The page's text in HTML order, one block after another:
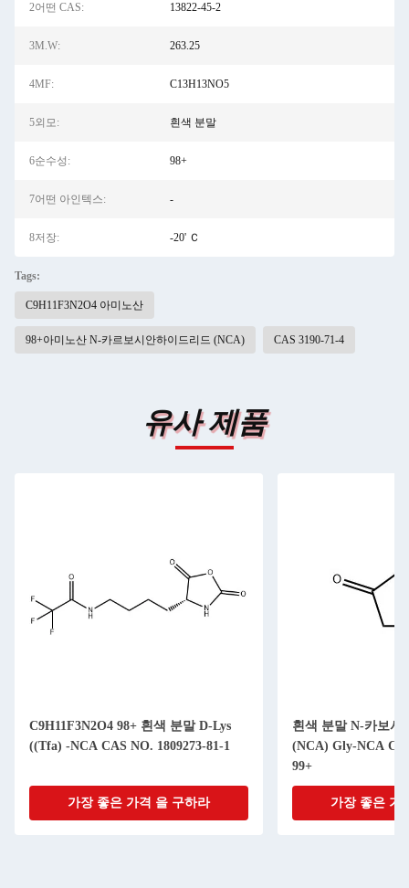
2어떤 CAS: 13822-45-2
3M.W: 263.25
4MF: C13H13NO5
5외모: 흰색 분말
6순수성: 98+
7어떤 아인텍스: -
8저장: -20' Ｃ
Tags:
C9H11F3N2O4 아미노산
98+아미노산 N-카르보시안하이드리드 (NCA) CAS 3190-71-4
유사 제품
C9H11F3N2O4 98+ 흰색 분말 D-Lys
((Tfa) -NCA CAS NO. 1809273-81-1
가장 좋은 가격 을 구하라
흰색 분말 N-카보시
(NCA) Gly-NCA
99+
가장 좋은 가